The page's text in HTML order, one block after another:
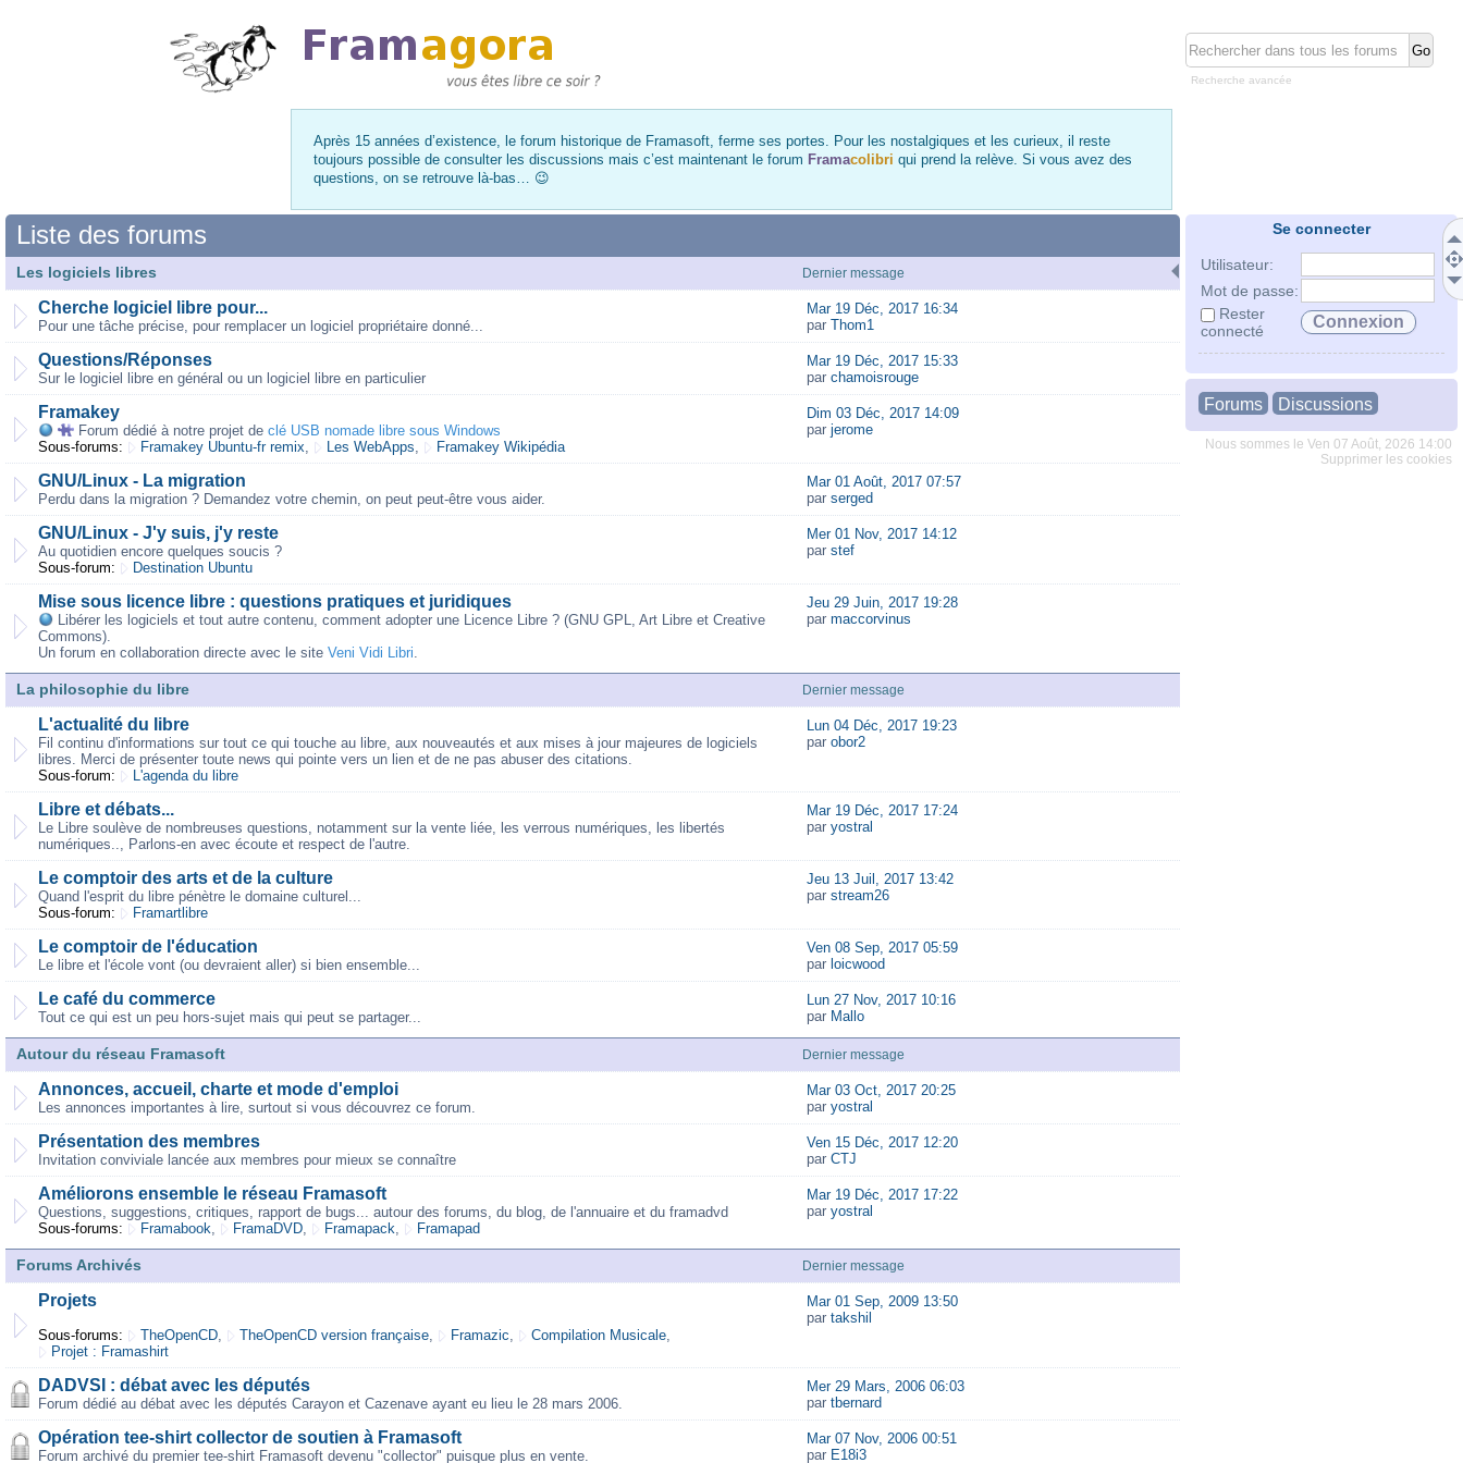
Recherche avancée
Après 15 années d’existence, le forum historique de Framasoft, ferme ses portes. Pour les nostalgiques et les curieux, il reste
toujours possible de consulter les discussions mais c’est maintenant le forum Framacolibri qui prend la relève. Si vous avez des
questions, on se retrouve là-bas… 😉
Se connecter
Utilisateur:
Mot de passe:
Rester
connecté
Forums Discussions
Nous sommes le Ven 07 Août, 2026 14:00
Supprimer les cookies
Liste des forums
Les logiciels libres Dernier message
Cherche logiciel libre pour...
Pour une tâche précise, pour remplacer un logiciel propriétaire donné...
Mar 19 Déc, 2017 16:34
par Thom1
Questions/Réponses
Sur le logiciel libre en général ou un logiciel libre en particulier
Mar 19 Déc, 2017 15:33
par chamoisrouge
Framakey
Forum dédié à notre projet de clé USB nomade libre sous Windows
Sous-forums:
Framakey Ubuntu-fr remix, Les WebApps, Framakey Wikipédia
Dim 03 Déc, 2017 14:09
par jerome
GNU/Linux - La migration
Perdu dans la migration ? Demandez votre chemin, on peut peut-être vous aider.
Mar 01 Août, 2017 07:57
par serged
GNU/Linux - J'y suis, j'y reste
Au quotidien encore quelques soucis ?
Sous-forum:
Destination Ubuntu
Mer 01 Nov, 2017 14:12
par stef
Mise sous licence libre : questions pratiques et juridiques
Libérer les logiciels et tout autre contenu, comment adopter une Licence Libre ? (GNU GPL, Art Libre et Creative
Commons).
Un forum en collaboration directe avec le site Veni Vidi Libri.
Jeu 29 Juin, 2017 19:28
par maccorvinus
La philosophie du libre Dernier message
L'actualité du libre
Fil continu d'informations sur tout ce qui touche au libre, aux nouveautés et aux mises à jour majeures de logiciels
libres. Merci de présenter toute news qui pointe vers un lien et de ne pas abuser des citations.
Sous-forum:
L'agenda du libre
Lun 04 Déc, 2017 19:23
par obor2
Libre et débats...
Le Libre soulève de nombreuses questions, notamment sur la vente liée, les verrous numériques, les libertés
numériques.., Parlons-en avec écoute et respect de l'autre.
Mar 19 Déc, 2017 17:24
par yostral
Le comptoir des arts et de la culture
Quand l'esprit du libre pénètre le domaine culturel...
Sous-forum:
Framartlibre
Jeu 13 Juil, 2017 13:42
par stream26
Le comptoir de l'éducation
Le libre et l'école vont (ou devraient aller) si bien ensemble...
Ven 08 Sep, 2017 05:59
par loicwood
Le café du commerce
Tout ce qui est un peu hors-sujet mais qui peut se partager...
Lun 27 Nov, 2017 10:16
par Mallo
Autour du réseau Framasoft Dernier message
Annonces, accueil, charte et mode d'emploi
Les annonces importantes à lire, surtout si vous découvrez ce forum.
Mar 03 Oct, 2017 20:25
par yostral
Présentation des membres
Invitation conviviale lancée aux membres pour mieux se connaître
Ven 15 Déc, 2017 12:20
par CTJ
Améliorons ensemble le réseau Framasoft
Questions, suggestions, critiques, rapport de bugs... autour des forums, du blog, de l'annuaire et du framadvd
Sous-forums:
Framabook, FramaDVD, Framapack, Framapad
Mar 19 Déc, 2017 17:22
par yostral
Forums Archivés Dernier message
Projets
Sous-forums: TheOpenCD, TheOpenCD version française, Framazic, Compilation Musicale,
Projet : Framashirt
Mar 01 Sep, 2009 13:50
par takshil
DADVSI : débat avec les députés
Forum dédié au débat avec les députés Carayon et Cazenave ayant eu lieu le 28 mars 2006.
Mer 29 Mars, 2006 06:03
par tbernard
Opération tee-shirt collector de soutien à Framasoft
Forum archivé du premier tee-shirt Framasoft devenu "collector" puisque plus en vente.
Mar 07 Nov, 2006 00:51
par E18i3